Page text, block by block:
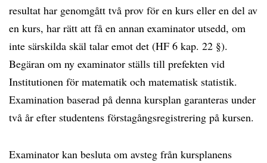
resultat har genomgått två prov för en kurs eller en del av
en kurs, har rätt att få en annan examinator utsedd, om
inte särskilda skäl talar emot det (HF 6 kap. 22 §).
Begäran om ny examinator ställs till prefekten vid
Institutionen för matematik och matematisk statistik.
Examination baserad på denna kursplan garanteras under
två år efter studentens förstagångsregistrering på kursen.
Examinator kan besluta om avsteg från kursplanens